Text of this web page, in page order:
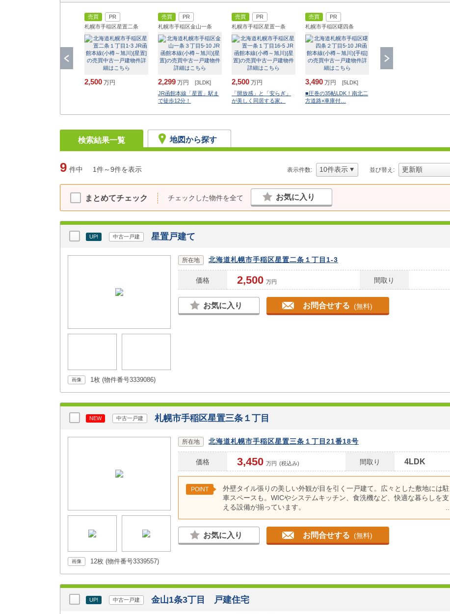
売買
PR
札幌市手稲区星置二条
2,500 万円
売買
PR
札幌市手稲区金山一条
2,299 万円
[3LDK]
JR函館本線「星置」駅ま
で徒歩12分！
売買
PR
札幌市手稲区星置一条
2,500 万円
「開放感」と「安らぎ」
が美しく同居する家。
売買
PR
札幌市手稲区曙四条
3,490 万円
[5LDK]
■圧巻の35帖LDK！南北二
方道路×車庫付…
検索結果一覧 地図から探す
9 件中 1件～9件を表示 表示件数: 並び替え:
まとめてチェック チェックした物件を全て お気に入り
UP! 中古一戸建 星置戸建て
画像 1枚 (物件番号3339086)
所在地 北海道札幌市手稲区星置二条１丁目1-3
価格 2,500 万円 間取り
お気に入り お問合せする (無料)
NEW 中古一戸建 札幌市手稲区星置三条１丁目
画像 12枚 (物件番号3339557)
所在地 北海道札幌市手稲区星置三条１丁目21番18号
価格 3,450 万円 (税込み) 間取り 4LDK
POINT
外壁タイル張りの美しい外観が目を引く一戸建て。広々とした敷地には駐
車スペースも。WICやシステムキッチン、食洗機など、快適な暮らしを支
える設備が揃っています。
車スペースも。WICやシステムキッチン、食洗機など、快適な暮らしを支
える設備が揃っています。
外壁タイル張りの美しい外観が目を引く一戸建て。広々とした敷地には駐
外壁タイル張りの美しい外観が目を引く一戸建て。広々とした敷地には駐
外壁タイル張りの美しい外観が目を引く一戸建て。広々とした敷地には駐
お気に入り お問合せする (無料)
UP! 中古一戸建 金山1条3丁目 戸建住宅